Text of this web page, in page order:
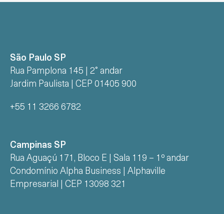
São Paulo SP
Rua Pamplona 145 | 2° andar
Jardim Paulista | CEP 01405 900
+55 11 3266 6782
Campinas SP
Rua Aguaçú 171, Bloco E | Sala 119 – 1º andar
Condomínio Alpha Business | Alphaville
Empresarial | CEP 13098 321